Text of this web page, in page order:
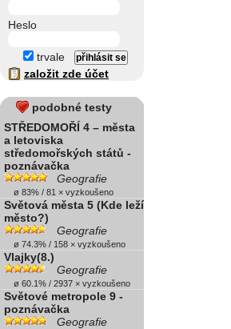
Heslo
trvale
založit zde účet
podobné testy
STŘEDOMOŘÍ 4 – města
a letoviska
středomořských států -
poznávačka
Geografie
ø 83% / 81 × vyzkoušeno
Světová města 5 (Kde leží
město?)
Geografie
ø 74.3% / 158 × vyzkoušeno
Vlajky(8.)
Geografie
ø 60.1% / 2937 × vyzkoušeno
Světové metropole 9 -
poznávačka
Geografie